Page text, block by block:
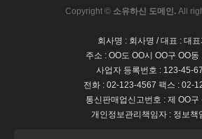
Copyright © 소유하신 도메인. All
회사명 : 회사명 / 대표 : 대
주소 : OO도 OO시 OO구 OO
사업자 등록번호 : 123-45-
전화 : 02-123-4567 팩스 : 02-
통신판매업신고번호 : 제 OO구
개인정보관리책임자 : 정보책